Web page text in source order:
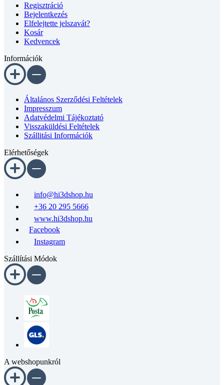
Regisztráció
Bejelentkezés
Elfelejtette jelszavát?
Kosár
Kedvencek
Információk
Általános Szerződési Feltételek
Impresszum
Adatvédelmi Tájékoztató
Visszaküldési Feltételek
Szállitási Információk
Elérhetőségek
info@hi3dshop.hu
+36 20 295 5666
www.hi3dshop.hu
Facebook
Instagram
Szállítási Módok
A webshopunkról